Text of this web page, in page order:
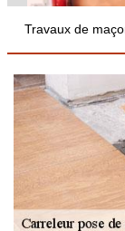
Travaux de